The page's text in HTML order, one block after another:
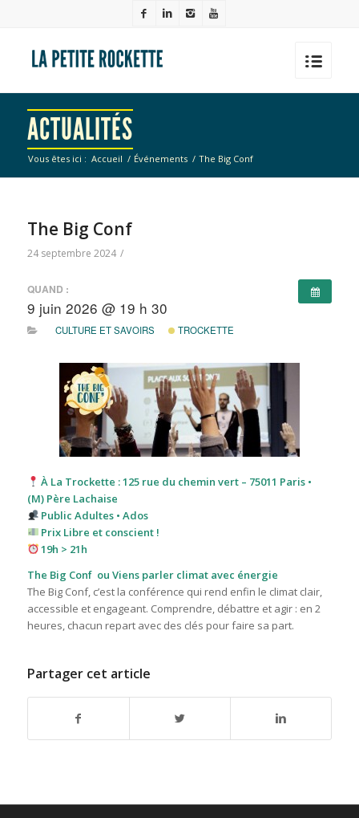
ACTUALITÉS
Vous êtes ici : Accueil / Événements / The Big Conf
The Big Conf
24 septembre 2024 /
QUAND :
9 juin 2026 @ 19 h 30
CULTURE ET SAVOIRS TROCKETTE
À La Trockette : 125 rue du chemin vert – 75011 Paris •
(M) Père Lachaise
Public Adultes • Ados
Prix Libre et conscient !
19h > 21h
The Big Conf ou Viens parler climat avec énergie
The Big Conf, c’est la conférence qui rend enfin le climat clair,
accessible et engageant. Comprendre, débattre et agir : en 2
heures, chacun repart avec des clés pour faire sa part.
Partager cet article